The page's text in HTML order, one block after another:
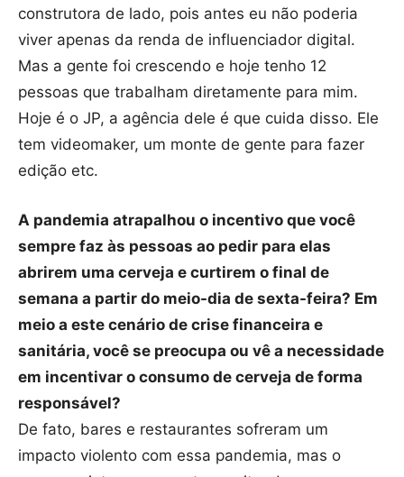
construtora de lado, pois antes eu não poderia
viver apenas da renda de influenciador digital.
Mas a gente foi crescendo e hoje tenho 12
pessoas que trabalham diretamente para mim.
Hoje é o JP, a agência dele é que cuida disso. Ele
tem videomaker, um monte de gente para fazer
edição etc.
A pandemia atrapalhou o incentivo que você
sempre faz às pessoas ao pedir para elas
abrirem uma cerveja e curtirem o final de
semana a partir do meio-dia de sexta-feira? Em
meio a este cenário de crise financeira e
sanitária, você se preocupa ou vê a necessidade
em incentivar o consumo de cerveja de forma
responsável?
De fato, bares e restaurantes sofreram um
impacto violento com essa pandemia, mas o